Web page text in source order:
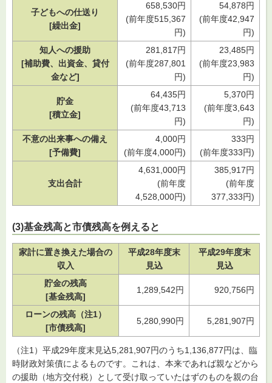
子どもへの仕送り
[繰出金]
658,530円
(前年度515,367
円)
54,878円
(前年度42,947
円)
知人への援助
[補助費、出資金、貸付
金など]
281,817円
(前年度287,801
円)
23,485円
(前年度23,983
円)
貯金
[積立金]
64,435円
(前年度43,713
円)
5,370円
(前年度3,643
円)
不意の出来事への備え
[予備費]
4,000円
(前年度4,000円)
333円
(前年度333円)
支出合計
4,631,000円
(前年度
4,528,000円)
385,917円
(前年度
377,333円)
(3)基金残高と市債残高を例えると
家計に置き換えた場合の
収入
平成28年度末
見込
平成29年度末
見込
貯金の残高
[基金残高]
1,289,542円 920,756円
ローンの残高（注1）
[市債残高]
5,280,990円 5,281,907円
（注1）平成29年度末見込5,281,907円のうち1,136,877円は、臨
時財政対策債によるものです。これは、本来であれば親などから
の援助（地方交付税）として受け取っていたはずのものを親の台